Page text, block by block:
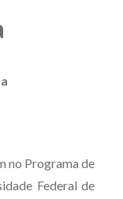
no Programa de
Federal de